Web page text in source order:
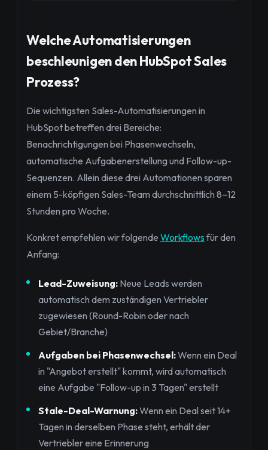
Welche Automatisierungen
beschleunigen den HubSpot Sales
Prozess?
Die wichtigsten Sales-Automatisierungen in
HubSpot betreffen drei Bereiche:
Benachrichtigungen bei Phasenwechseln,
automatische Aufgabenerstellung und Follow-up-
Sequenzen. Allein diese drei Automationen sparen
einem 5-köpfigen Sales-Team durchschnittlich 8–12
Stunden pro Woche.
Konkret empfehlen wir folgende Workflowsfür den
Anfang:
Lead-Zuweisung: Neue Leads werden
automatisch dem zuständigen Vertriebler
zugewiesen (Round-Robin oder nach
Gebiet/Branche)
Aufgaben bei Phasenwechsel:Wenn ein Deal
in "Angebot erstellt" kommt, wird automatisch
eine Aufgabe "Follow-up in 3 Tagen" erstellt
Stale-Deal-Warnung:Wenn ein Deal seit 14+
Tagen in derselben Phase steht, erhält der
Vertriebler eine Erinnerung